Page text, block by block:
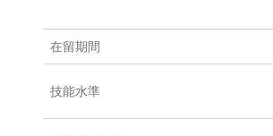
在留期間
技能水準